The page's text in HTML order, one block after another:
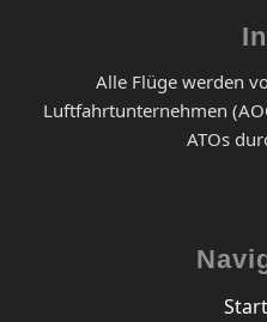
Alle Flüge werden
Luftfahrtunternehmen
ATOs